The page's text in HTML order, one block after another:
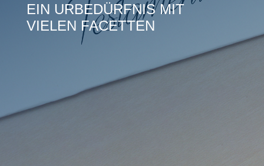
EIN URBEDÜRFNIS MIT
VIELEN FACETTEN